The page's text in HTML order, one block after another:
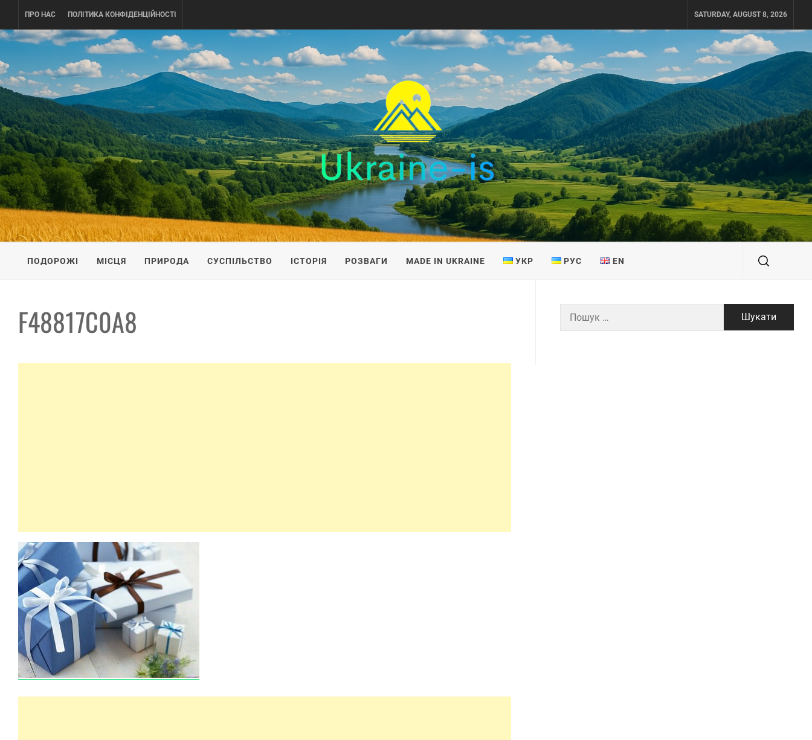
content
ПРО НАС ПОЛІТИКА КОНФІДЕНЦІЙНОСТІ SATURDAY, AUGUST 8, 2026
UKRAINE-IS
ПОДОРОЖI ПО УКРАЇНІ
ПОДОРОЖІ МІСЦЯ ПРИРОДА СУСПІЛЬСТВО ІСТОРІЯ РОЗВАГИ MADE IN UKRAINE УКР РУС EN
F48817C0A8